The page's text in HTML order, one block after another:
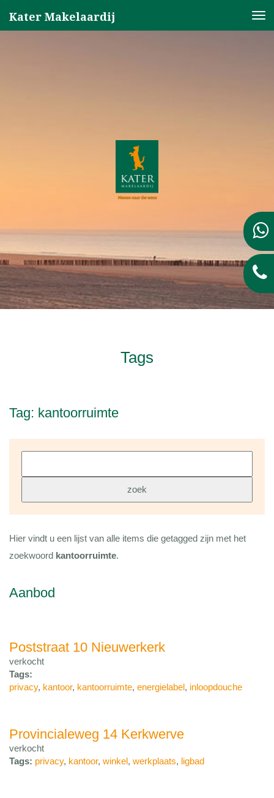
Kater Makelaardij
Tags
Tag: kantoorruimte
Hier vindt u een lijst van alle items die getagged zijn met het
zoekwoord kantoorruimte.
Aanbod
Poststraat 10 Nieuwerkerk
verkocht
Tags:
privacy, kantoor, kantoorruimte, energielabel, inloopdouche
Provincialeweg 14 Kerkwerve
verkocht
Tags: privacy, kantoor, winkel, werkplaats, ligbad